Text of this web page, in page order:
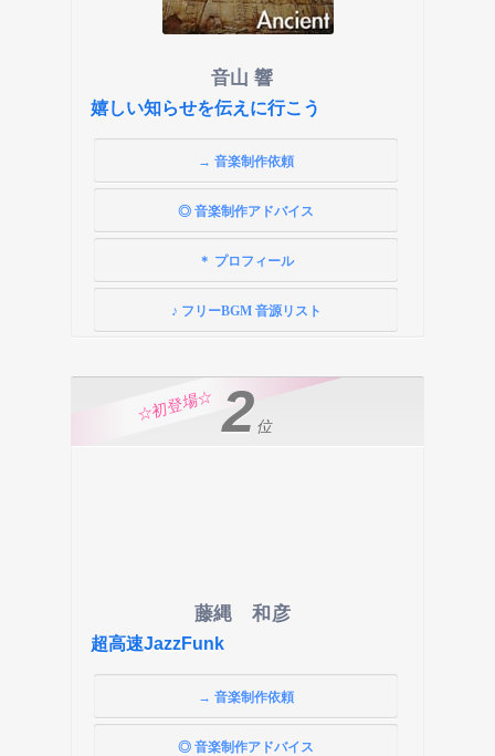
音山 響
嬉しい知らせを伝えに行こう
→ 音楽制作依頼
◎ 音楽制作アドバイス
＊ プロフィール
♪ フリーBGM 音源リスト
2位
☆初登場☆
藤縄 和彦
超高速JazzFunk
→ 音楽制作依頼
◎ 音楽制作アドバイス